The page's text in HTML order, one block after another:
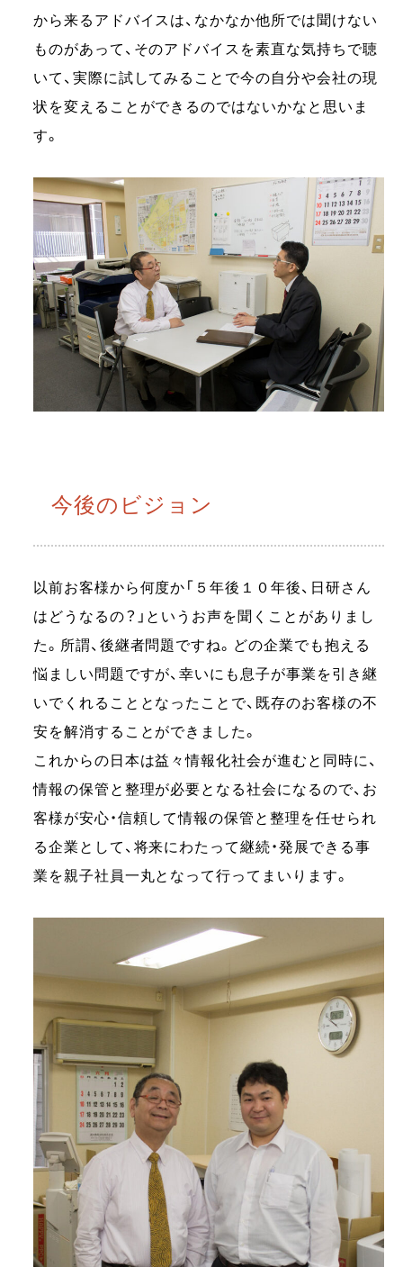
から来るアドバイスは、なかなか他所では聞けない
ものがあって、そのアドバイスを素直な気持ちで聴
いて、実際に試してみることで今の自分や会社の現
状を変えることができるのではないかなと思いま
す。
今後のビジョン
以前お客様から何度か「５年後１０年後、日研さん
はどうなるの？」というお声を聞くことがありまし
た。所謂、後継者問題ですね。どの企業でも抱える
悩ましい問題ですが、幸いにも息子が事業を引き継
いでくれることとなったことで、既存のお客様の不
安を解消することができました。
これからの日本は益々情報化社会が進むと同時に、
情報の保管と整理が必要となる社会になるので、お
客様が安心・信頼して情報の保管と整理を任せられ
る企業として、将来にわたって継続・発展できる事
業を親子社員一丸となって行ってまいります。